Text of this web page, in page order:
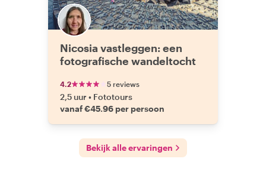
Nicosia vastleggen: een
fotografische wandeltocht
4.2 5 reviews
2,5 uur • Fototours
vanaf €45.96 per persoon
Bekijk alle ervaringen